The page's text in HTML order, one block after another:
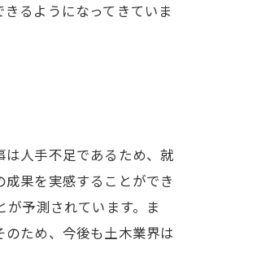
るようになってきていま
人手不足であるため、就
果を実感することができ
予測されています。ま
ため、今後も土木業界は